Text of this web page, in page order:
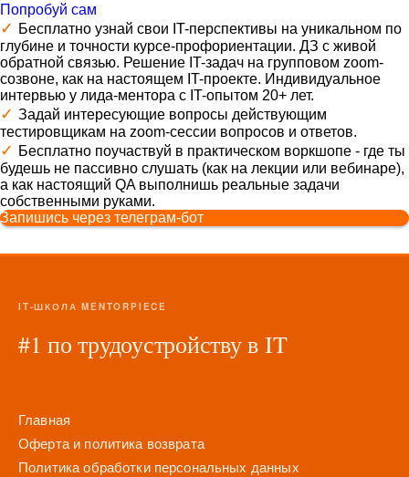
Попробуй сам
✓ Бесплатно узнай свои IT-перспективы на уникальном по
глубине и точности курсе-профориентации. ДЗ с живой
обратной связью. Решение IT-задач на групповом zoom-
созвоне, как на настоящем IT-проекте. Индивидуальное
интервью у лида-ментора с IT-опытом 20+ лет.
✓ Задай интересующие вопросы действующим
тестировщикам на zoom-сессии вопросов и ответов.
✓ Бесплатно поучаствуй в практическом воркшопе - где ты
будешь не пассивно слушать (как на лекции или вебинаре),
а как настоящий QA выполнишь реальные задачи
собственными руками.
Запишись через телеграм-бот
IT-ШКОЛА MENTORPIECE
#1 по трудоустройству в IT
Главная
Оферта и политика возврата
Политика обработки персональных данных